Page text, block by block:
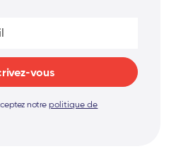
notrepolitique de